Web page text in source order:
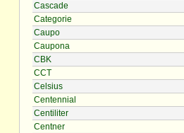
Cascade
Categorie
Caupo
Caupona
CBK
CCT
Celsius
Centennial
Centiliter
Centner